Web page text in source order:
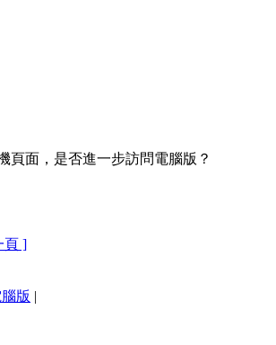
頁面，是否進一步訪問電腦版？
頁 ]
版 |